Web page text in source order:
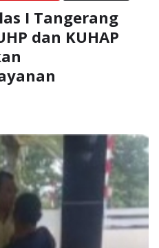
I Tangerang
dan KUHAP